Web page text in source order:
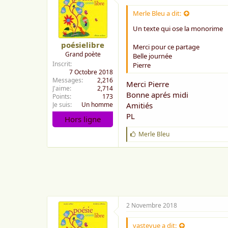
Ne peut connaitre la
Jamais elle ne dort et ne se
Elle écrira toujours l’amour et
Transcrire tout ce que je lui
Ne lui a jamais fait sentir la
A ma requête, elle danse et
Souriante comme une fleur
poésielibre
Grand poète
Inscrit
7 Octobre 2018
Messages
2,216
J'aime
2,714
Points
173
Je suis
Un homme
Hors ligne
Merle Bleu a dit:
Un texte qui ose la monorime
Merci pour ce partage
Belle journée
Pierre
Merci Pierre
Bonne aprés midi
Amitiés
PL
J
'
a
Merle Bleu
2 Novembre 2018
vastevue a dit: